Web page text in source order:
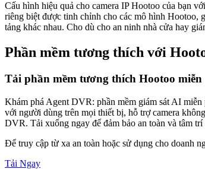
Cấu hình hiệu quả cho camera IP Hootoo của bạn
riêng biệt được tinh chỉnh cho các mô hình Hootoo,
tảng khác nhau. Cho dù cho an ninh nhà cửa hay
Phần mềm tương thích với
Tải phần mềm tương thích Hootoo
Khám phá Agent DVR: phần mềm giám sát AI
với người dùng trên mọi thiết bị, hỗ trợ camera
DVR. Tải xuống ngay để đảm bảo an toàn và tâm trí
Để truy cập từ xa an toàn hoặc sử dụng cho doanh
Tải Ngay